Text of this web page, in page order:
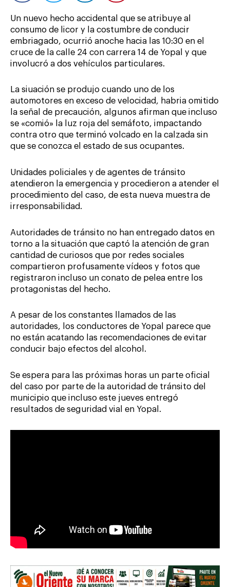
Un nuevo hecho accidental que se atribuye al
consumo de licor y la costumbre de conducir
embriagado, ocurrió anoche hacia las 10:30 en el
cruce de la calle 24 con carrera 14 de Yopal y que
involucró a dos vehículos particulares.
La siuación se produjo cuando uno de los
automotores en exceso de velocidad, habria omitido
la señal de precaución, algunos afirman que incluso
se «comió» la luz roja del semáfoto, impactando
contra otro que terminó volcado en la calzada sin
que se conozca el estado de sus ocupantes.
Unidades policiales y de agentes de tránsito
atendieron la emergencia y procedieron a atender el
procedimiento del caso, de esta nueva muestra de
irresponsabilidad.
Autoridades de tránsito no han entregado datos en
torno a la situación que captó la atención de gran
cantidad de curiosos que por redes sociales
compartieron profusamente vídeos y fotos que
registraron incluso un conato de pelea entre los
protagonistas del hecho.
A pesar de los constantes llamados de las
autoridades, los conductores de Yopal parece que
no están acatando las recomendaciones de evitar
conducir bajo efectos del alcohol.
Se espera para las próximas horas un parte oficial
del caso por parte de la autoridad de tránsito del
municipio que incluso este jueves entregó
resultados de seguridad vial en Yopal.